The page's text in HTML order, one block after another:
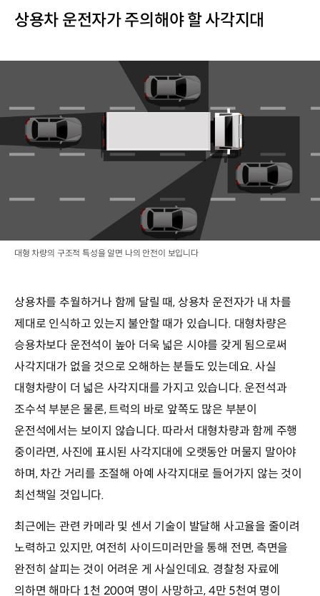
상용차 운전자가 주의해야 할 사각지대
대형 차량의 구조적 특성을 알면 나의 안전이 보입니다
상용차를 추월하거나 함께 달릴 때, 상용차 운전자가 내 차를
제대로 인식하고 있는지 불안할 때가 있습니다. 대형차량은
승용차보다 운전석이 높아 더욱 넓은 시야를 갖게 됨으로써
사각지대가 없을 것으로 오해하는 분들도 있는데요. 사실
대형차량이 더 넓은 사각지대를 가지고 있습니다. 운전석과
조수석 부분은 물론, 트럭의 바로 앞쪽도 많은 부분이
운전석에서는 보이지 않습니다. 따라서 대형차량과 함께 주행
중이라면, 사진에 표시된 사각지대에 오랫동안 머물지 말아야
하며, 차간 거리를 조절해 아예 사각지대로 들어가지 않는 것이
최선책일 것입니다.
최근에는 관련 카메라 및 센서 기술이 발달해 사고율을 줄이려
노력하고 있지만, 여전히 사이드미러만을 통해 전면, 측면을
완전히 살피는 것이 어려운 게 사실인데요. 경찰청 자료에
의하면 해마다 1천 200여 명이 사망하고, 4만 5천여 명이